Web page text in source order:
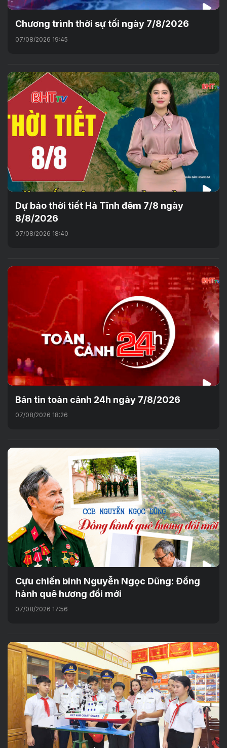
Chương trình thời sự tối ngày 7/8/2026
07/08/2026 19:45
Dự báo thời tiết Hà Tĩnh đêm 7/8 ngày
8/8/2026
07/08/2026 18:40
Bản tin toàn cảnh 24h ngày 7/8/2026
07/08/2026 18:26
Cựu chiến binh Nguyễn Ngọc Dũng: Đồng
hành quê hương đổi mới
07/08/2026 17:56